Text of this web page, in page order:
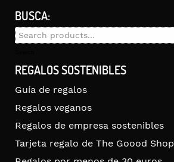
BUSCA:
Search
REGALOS SOSTENIBLES
Guía de regalos
Regalos veganos
Regalos de empresa sostenibles
Tarjeta regalo de The Goood Shop